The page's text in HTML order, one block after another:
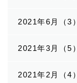
2021年6月（3）
2021年3月（5）
2021年2月（4）